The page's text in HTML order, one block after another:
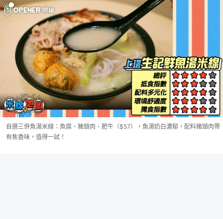
自選三併魚湯米線：魚腐、豬頸肉、肥牛（$57），魚湯奶白濃郁，配料豬頸肉帶
有焦香味，值得一試！